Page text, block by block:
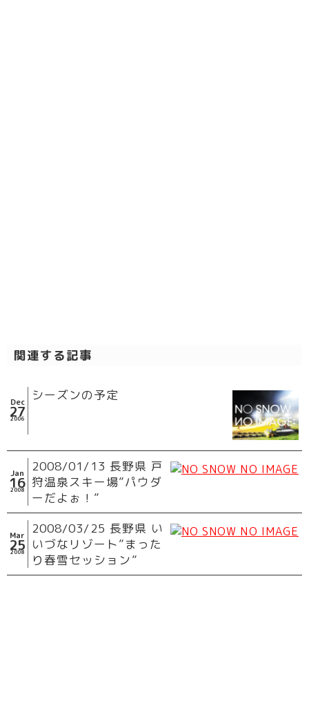
関連する記事
Dec
27
2006
シーズンの予定
Jan
16
2008
2008/01/13 長野県 戸
狩温泉スキー場”パウダ
ーだよぉ！”
Mar
25
2008
2008/03/25 長野県 い
いづなリゾート”まった
り春雪セッション”